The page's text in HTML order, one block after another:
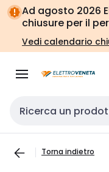
Vai alla
navigazione
Vai
alla
pagina
Ad agosto 2026
chiusure per il
Vedi calendario
Cerca input
Torna indietro